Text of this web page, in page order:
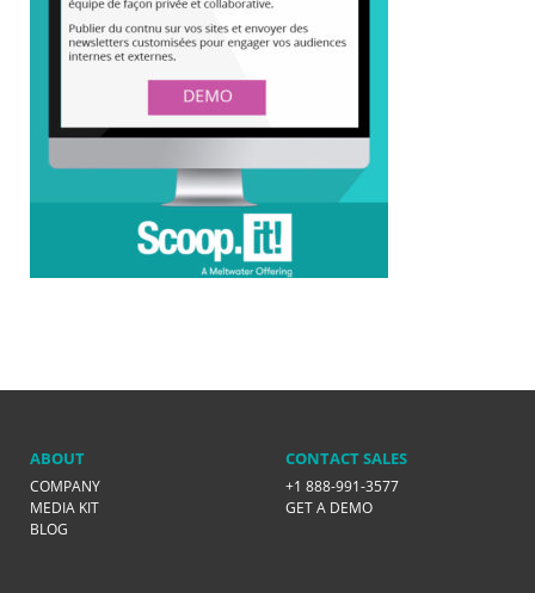
ABOUT
COMPANY
MEDIA KIT
BLOG
CONTACT SALES
+1 888-991-3577
GET A DEMO